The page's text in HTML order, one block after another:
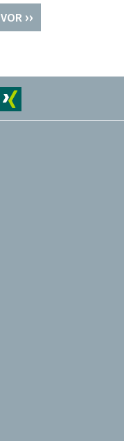
NÄCHSTE
VOR ››